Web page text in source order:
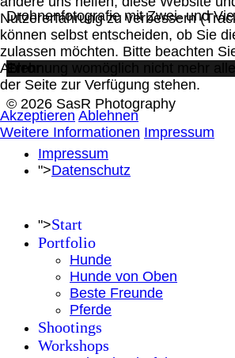
Drohnenfotografie mit Zwei- und
Error
© 2026 SasR Photography
Impressum
">Datenschutz
">Start
Portfolio
Hunde
Hunde von Oben
Beste Freunde
Pferde
Shootings
Workshops
Nutzererfahrung zu verbessern
können selbst entscheiden, ob Sie
zulassen möchten. Bitte beachten
Ablehnung womöglich nicht mehr
der Seite zur Verfügung stehen.
Akzeptieren Ablehnen
Weitere Informationen Impressum